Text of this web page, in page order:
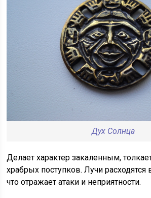
Дух Солнца
Делает характер закаленным,
храбрых поступков. Лучи
что отражает атаки и неприятности.